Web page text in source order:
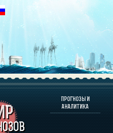
ПРОГНОЗЫ И
АНАЛИТИКА
ЧЕЛОВЕКА
ЛИЧНОСТЕЙ